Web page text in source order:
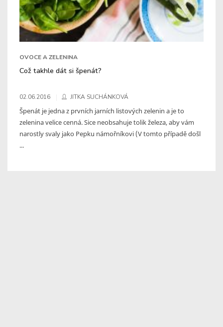
OVOCE A ZELENINA
Což takhle dát si špenát?
02.06.2016 JITKA SUCHÁNKOVÁ
Špenát je jedna z prvních jarních listových zelenin a je to
zelenina velice cenná. Sice neobsahuje tolik železa, aby vám
narostly svaly jako Pepku námořníkovi (V tomto případě došl
...